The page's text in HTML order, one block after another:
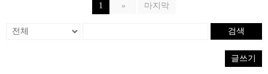
1 » 마지막
검색
글쓰기